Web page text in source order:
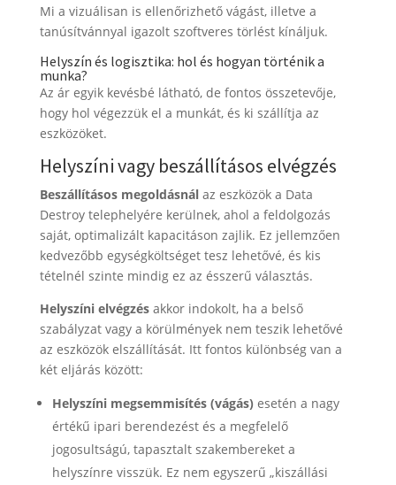
Mi a vizuálisan is ellenőrizhető vágást, illetve a
tanúsítvánnyal igazolt szoftveres törlést kínáljuk.
Helyszín és logisztika: hol és hogyan történik a
munka?
Az ár egyik kevésbé látható, de fontos összetevője,
hogy hol végezzük el a munkát, és ki szállítja az
eszközöket.
Helyszíni vagy beszállításos elvégzés
Beszállításos megoldásnálaz eszközök a Data
Destroy telephelyére kerülnek, ahol a feldolgozás
saját, optimalizált kapacitáson zajlik. Ez jellemzően
kedvezőbb egységköltséget tesz lehetővé, és kis
tételnél szinte mindig ez az ésszerű választás.
Helyszíni elvégzésakkor indokolt, ha a belső
szabályzat vagy a körülmények nem teszik lehetővé
az eszközök elszállítását. Itt fontos különbség van a
két eljárás között:
Helyszíni megsemmisítés (vágás) esetén a nagy
értékű ipari berendezést és a megfelelő
jogosultságú, tapasztalt szakembereket a
helyszínre visszük. Ez nem egyszerű „kiszállási